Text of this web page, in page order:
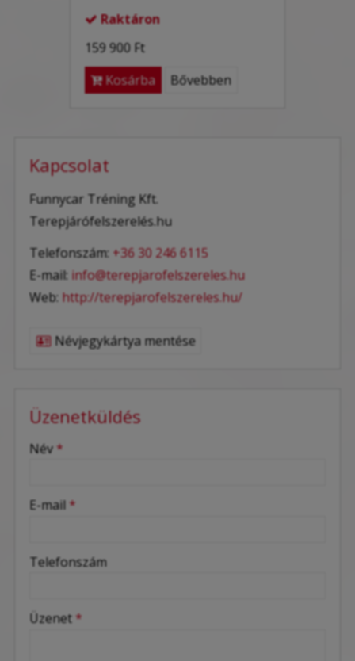
 Raktáron
159 900 Ft
Kosárba
Bővebben
Kapcsolat
Funnycar Tréning Kft.
Terepjárófelszerelés.hu
Telefonszám: +36 30 246 6115
E-mail: info@terepjarofelszereles.hu
Web: http://terepjarofelszereles.hu/
Névjegykártya mentése
Üzenetküldés
-
-
-
Név *
E-mail *
Telefonszám
Üzenet *